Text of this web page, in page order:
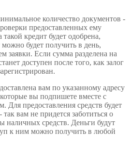
количество документов -
предоставленных ему
кредит будет одобрена,
будет получить в день,
заявки. Если сумма разделена на
доступен после того, как залог
вам по указанному адресу
вы подпишете вместе с
Для предоставления средств будет
вам не придется заботиться о
наличных средств. Деньги будут
к ним можно получить в любой